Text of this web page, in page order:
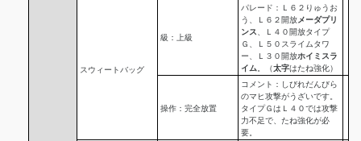
スウィートバッグ
級：上級
パレード：Ｌ６２りゅうお
う、Ｌ６２開放メーダプリ
ンス、Ｌ４０開放タイプ
Ｇ、Ｌ５０スライムタワ
ー、Ｌ３０開放ホイミスラ
イム。（太字はたね強化）
操作：完全放置
コメント：しびれだんびら
のマヒ攻撃がうざいです。
タイプＧはＬ４０では攻撃
力不足で、たね強化が必
要。